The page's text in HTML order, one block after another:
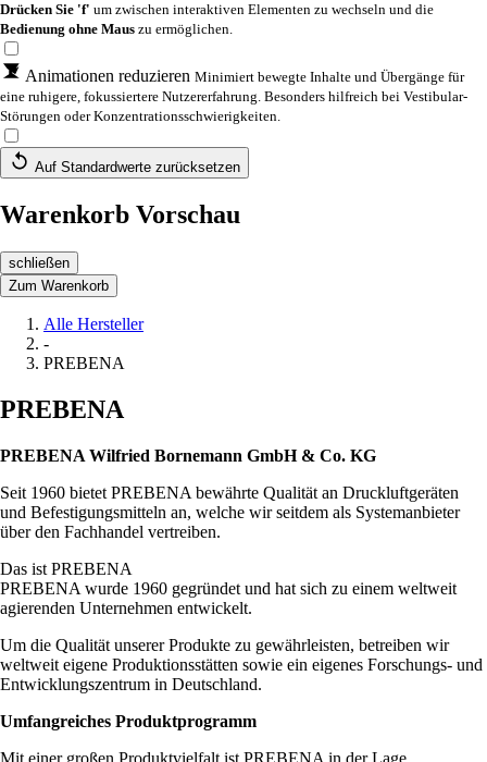
Drücken Sie 'f' um zwischen interaktiven Elementen zu wechseln und die
Bedienung ohne Maus zu ermöglichen.
Animationen reduzieren Minimiert bewegte Inhalte und Übergänge für
eine ruhigere, fokussiertere Nutzererfahrung. Besonders hilfreich bei Vestibular-
Störungen oder Konzentrationsschwierigkeiten.
Auf Standardwerte zurücksetzen
Warenkorb Vorschau
schließen
Zum Warenkorb
Alle Hersteller
-
PREBENA
PREBENA
PREBENA Wilfried Bornemann GmbH & Co. KG
Seit 1960 bietet PREBENA bewährte Qualität an Druckluftgeräten
und Befestigungsmitteln an, welche wir seitdem als Systemanbieter
über den Fachhandel vertreiben.
Das ist PREBENA
PREBENA wurde 1960 gegründet und hat sich zu einem weltweit
agierenden Unternehmen entwickelt.
Um die Qualität unserer Produkte zu gewährleisten, betreiben wir
weltweit eigene Produktionsstätten sowie ein eigenes Forschungs- und
Entwicklungszentrum in Deutschland.
Umfangreiches Produktprogramm
Mit einer großen Produktvielfalt ist PREBENA in der Lage